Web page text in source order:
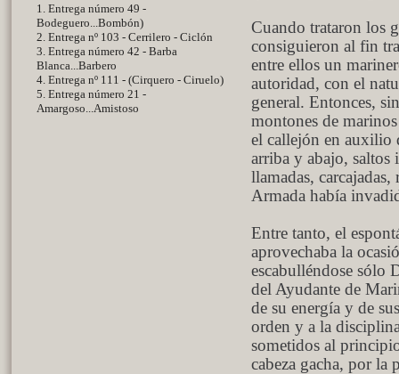
1. Entrega número 49 -
Bodeguero...Bombón)
2. Entrega nº 103 - Cerrilero - Ciclón
3. Entrega número 42 - Barba
Blanca...Barbero
4. Entrega nº 111 - (Cirquero - Ciruelo)
5. Entrega número 21 -
Amargoso...Amistoso
Cuando trataron los
consiguieron al fin
entre ellos un
autoridad, con el
general. Entonces,
montones de
el callejón en auxilio
arriba y abajo,
llamadas,
Armada había
Entre tanto, el
aprovechaba la
escabulléndose sólo
del Ayudante de
de su energía y de
orden y a la
sometidos al
cabeza gacha, por la